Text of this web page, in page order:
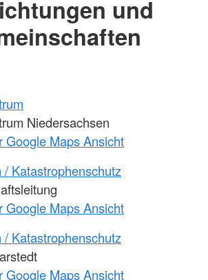
und
Niedersachsen
Google Maps Ansicht
/ Katastrophenschutz
Google Maps Ansicht
/ Katastrophenschutz
Google Maps Ansicht